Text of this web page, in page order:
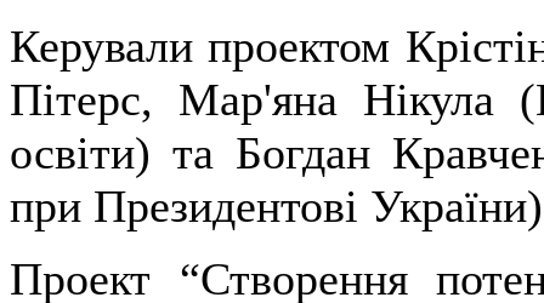
Керували проектом
Пітерс, Мар'яна Нікула
освіти) та Богдан
при Президентові
Проект “Створення